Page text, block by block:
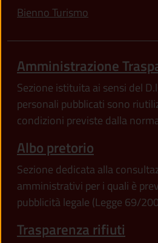
Bienno Turismo
Amministrazione
Sezione istituita ai sensi del
personali pubblicati sono
condizioni previste dalla
Albo pretorio
Sezione dedicata alla
amministrativi per i quali è
pubblicità legale (Legge 69/
Trasparenza rifiuti